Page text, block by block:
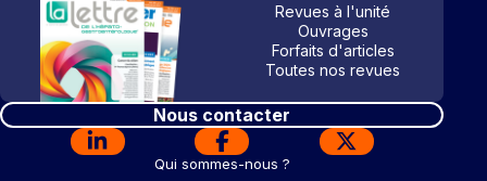
Revues à l'unité
Ouvrages
Forfaits d'articles
Toutes nos revues
Nous contacter
Qui sommes-nous ?